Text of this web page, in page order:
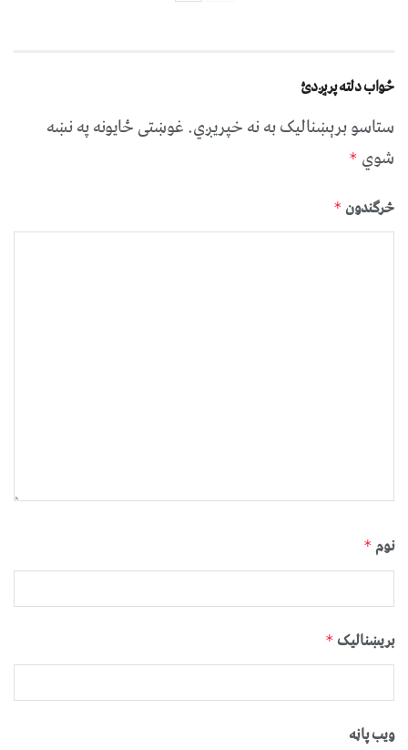
ځواب دلته پرېږدئ
ستاسو برېښناليک به نه خپريږي.غوښتى ځایونه په نښه
شوي *
څرگندون *
نوم *
بریښنالیک *
ویب پاڼه